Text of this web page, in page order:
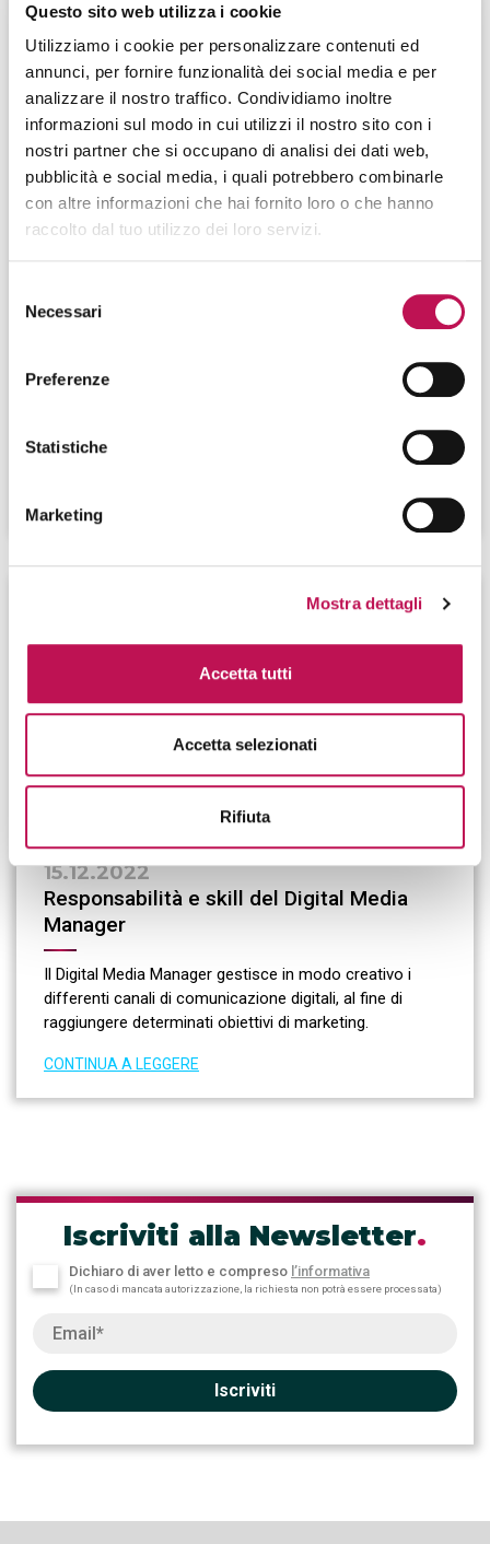
Questo sito web utilizza i cookie
Utilizziamo i cookie per personalizzare contenuti ed
annunci, per fornire funzionalità dei social media e per
analizzare il nostro traffico. Condividiamo inoltre
informazioni sul modo in cui utilizzi il nostro sito con i
nostri partner che si occupano di analisi dei dati web,
pubblicità e social media, i quali potrebbero combinarle
con altre informazioni che hai fornito loro o che hanno
raccolto dal tuo utilizzo dei loro servizi.
delNecessari
Preferenze
Statistiche
Marketing
Mostra dettagli
Accetta tutti
Accetta selezionati
Rifiuta
Online Community Manager: responsabilità
L'Online Community Manager si occupa principalmente
community online.
15.12.2022
Responsabilità e skill del Digital Media
Manager
Il Digital Media Manager gestisce in modo creativo i
differenti canali di comunicazione digitali, al fine di
raggiungere determinati obiettivi di marketing.
CONTINUA A LEGGERE
Iscriviti alla Newsletter.
Dichiaro di aver letto e compreso l’informativa
(In caso di mancata autorizzazione, la richiesta non potrà essere processata)
Iscriviti